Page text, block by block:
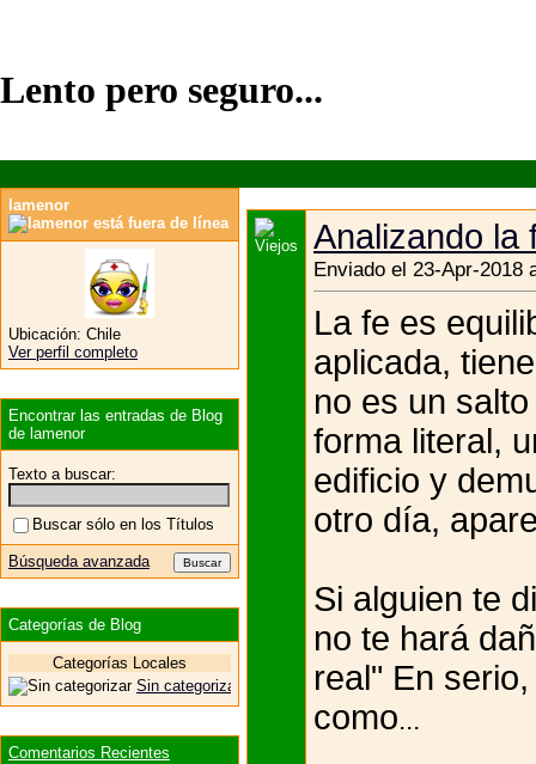
Lento pero seguro...
Analizando la
Enviado el 23-Apr-2018
La fe es
aplicada,
no es un
forma literal,
edificio y
otro día,
Si alguien te
no te hará
real" En
como...
lamenor
Ubicación: Chile
Ver perfil completo
Encontrar las entradas de Blog
de lamenor
Texto a buscar:
Buscar sólo en los Títulos
Búsqueda avanzada
Categorías de Blog
Categorías Locales
Sin categorizar
Comentarios Recientes